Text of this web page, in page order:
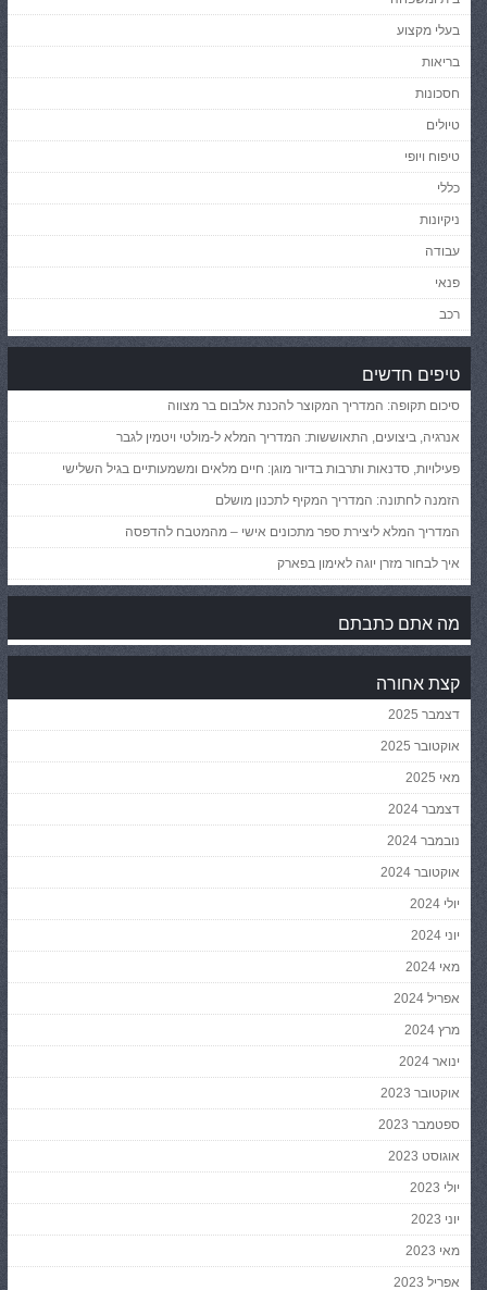
בעלי מקצוע
בריאות
חסכונות
טיולים
טיפוח ויופי
כללי
ניקיונות
עבודה
פנאי
רכב
טיפים חדשים
סיכום תקופה: המדריך המקוצר להכנת אלבום בר מצווה
אנרגיה, ביצועים, התאוששות: המדריך המלא ל-מולטי ויטמין לגבר
פעילויות, סדנאות ותרבות בדיור מוגן: חיים מלאים ומשמעותיים בגיל השלישי
הזמנה לחתונה: המדריך המקיף לתכנון מושלם
המדריך המלא ליצירת ספר מתכונים אישי – מהמטבח להדפסה
איך לבחור מזרן יוגה לאימון בפארק
מה אתם כתבתם
קצת אחורה
דצמבר 2025
אוקטובר 2025
מאי 2025
דצמבר 2024
נובמבר 2024
אוקטובר 2024
יולי 2024
יוני 2024
מאי 2024
אפריל 2024
מרץ 2024
ינואר 2024
אוקטובר 2023
ספטמבר 2023
אוגוסט 2023
יולי 2023
יוני 2023
מאי 2023
אפריל 2023